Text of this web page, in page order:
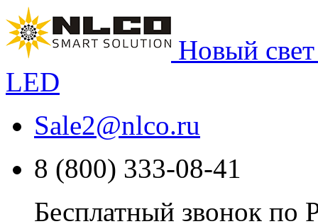
Новый
LED
Sale2@nlco.ru
8 (800) 333-08-41
Бесплатный звонок по